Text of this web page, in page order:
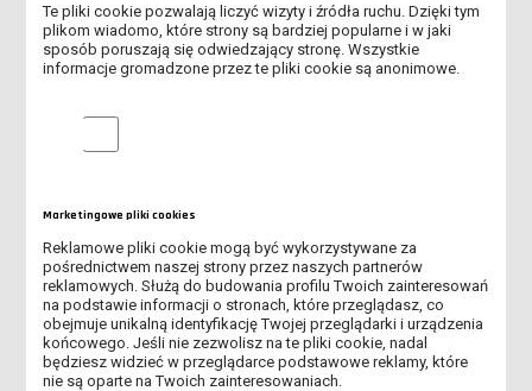
ERASMUS+ STAFF WEEK LESZNO
HANNOVER
WYKŁADOWCA ILS Z WARSZTATAMI GOŚCINNYMI W
HOCHSCHULE MERSEBURG
JOB SHADOWING VISIT KIEROWNIKA DZIAŁU DS. STUDIÓW
HOCHSCHULE MERSEBURG
Te pliki cookie pozwalają liczyć wizyty i źródła ruchu. Dzięki tym
plikom wiadomo, które strony są bardziej popularne i w jaki
sposób poruszają się odwiedzający stronę. Wszystkie
informacje gromadzone przez te pliki cookie są anonimowe.
Analityczne pliki cookie
Marketingowe pliki cookies
Reklamowe pliki cookie mogą być wykorzystywane za
pośrednictwem naszej strony przez naszych partnerów
reklamowych. Służą do budowania profilu Twoich zainteresowań
na podstawie informacji o stronach, które przeglądasz, co
obejmuje unikalną identyfikację Twojej przeglądarki i urządzenia
końcowego. Jeśli nie zezwolisz na te pliki cookie, nadal
będziesz widzieć w przeglądarce podstawowe reklamy, które
nie są oparte na Twoich zainteresowaniach.